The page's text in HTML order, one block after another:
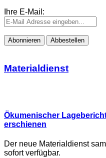
Ihre E-Mail:
Materialdienst
Ökumenischer
erschienen
Der neue Materialdienst
sofort verfügbar.